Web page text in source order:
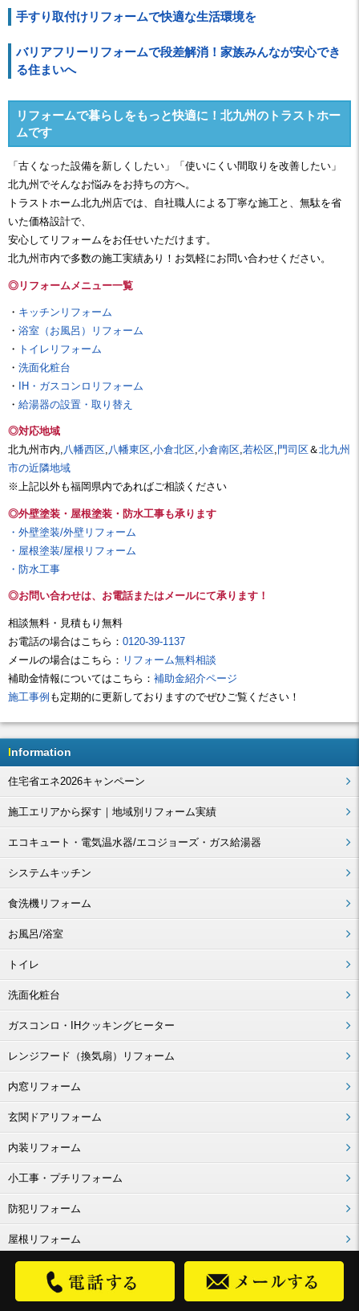
手すり取付けリフォームで快適な生活環境を
バリアフリーリフォームで段差解消！家族みんなが安心でき
る住まいへ
リフォームで暮らしをもっと快適に！北九州のトラストホー
ムです
「古くなった設備を新しくしたい」「使いにくい間取りを改善したい」
北九州でそんなお悩みをお持ちの方へ。
トラストホーム北九州店では、自社職人による丁寧な施工と、無駄を省
いた価格設計で、
安心してリフォームをお任せいただけます。
北九州市内で多数の施工実績あり！お気軽にお問い合わせください。
◎リフォームメニュー一覧
・ キッチンリフォーム
・ 浴室（お風呂）リフォーム
・ トイレリフォーム
・ 洗面化粧台
・
IH・ガスコンロリフォーム
・ 給湯器の設置・取り替え
◎対応地域
北九州市内,八幡西区,八幡東区,小倉北区,小倉南区,若松区, 門司区＆北九州
市の近隣地域
※上記以外も福岡県内であればご相談ください
◎外壁塗装・屋根塗装・防水工事も承ります
・外壁塗装/外壁リフォーム
・屋根塗装/屋根リフォーム
・防水工事
◎お問い合わせは、お電話またはメールにて承ります！
相談無料・見積もり無料
お電話の場合はこちら： 0120-39-1137
メールの場合はこちら： リフォーム無料相談
補助金情報についてはこちら： 補助金紹介ページ
施工事例 も定期的に更新しておりますのでぜひご覧ください！
Information
住宅省エネ2026キャンペーン
施工エリアから探す｜地域別リフォーム実績
エコキュート・電気温水器/エコジョーズ・ガス給湯器
システムキッチン
食洗機リフォーム
お風呂/浴室
トイレ
洗面化粧台
ガスコンロ・IHクッキングヒーター
レンジフード（換気扇）リフォーム
内窓リフォーム
玄関ドアリフォーム
内装リフォーム
小工事・プチリフォーム
防犯リフォーム
屋根リフォーム
バリアフリー・ユニバーサルデザイン
戸建リフォーム